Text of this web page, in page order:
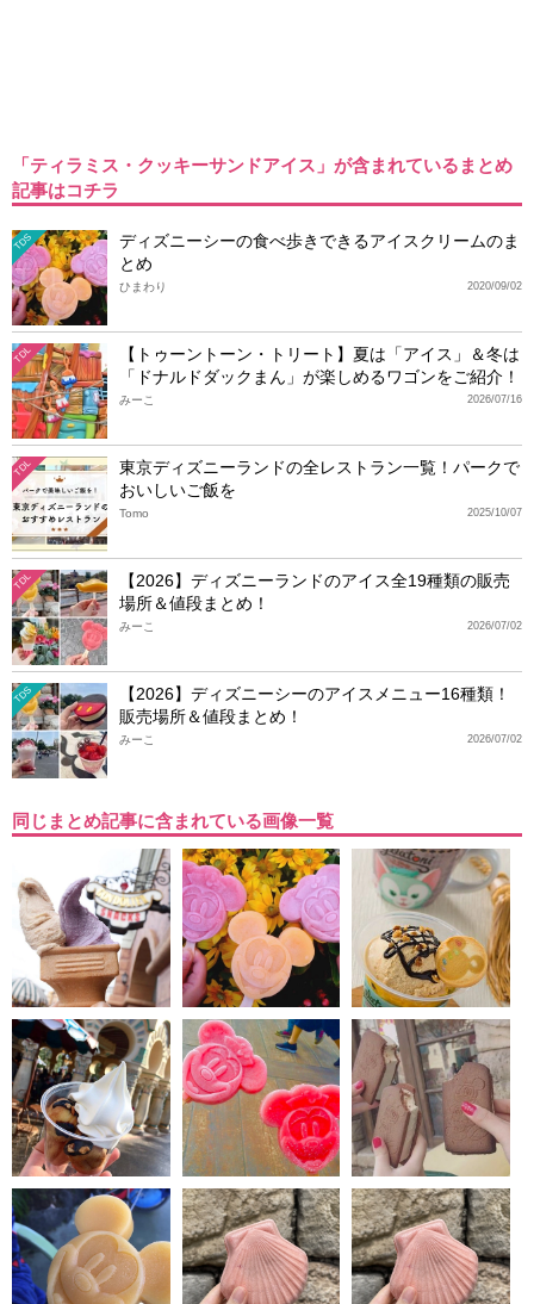
「ティラミス・クッキーサンドアイス」が含まれているまとめ
記事はコチラ
TDS
ディズニーシーの食べ歩きできるアイスクリームのま
とめ
2020/09/02
ひまわり
TDL
【トゥーントーン・トリート】夏は「アイス」＆冬は
「ドナルドダックまん」が楽しめるワゴンをご紹介！
2026/07/16
みーこ
TDL
東京ディズニーランドの全レストラン一覧！パークで
おいしいご飯を
2025/10/07
Tomo
TDL
【2026】ディズニーランドのアイス全19種類の販売
場所＆値段まとめ！
2026/07/02
みーこ
TDS
【2026】ディズニーシーのアイスメニュー16種類！
販売場所＆値段まとめ！
2026/07/02
みーこ
同じまとめ記事に含まれている画像一覧